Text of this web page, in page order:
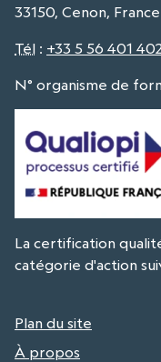
33150, Cenon, France
Tél : +33 5 56 401
N° organisme de
La certification
catégorie d'action
Plan du site
À propos